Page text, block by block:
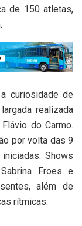
de 150 atletas,
curiosidade de
realizada
do Carmo.
por volta das 9
Shows
Froes e
além de
rítmicas.